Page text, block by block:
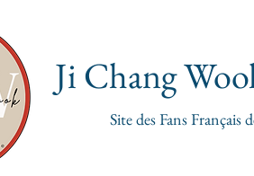
Ji Chang
Site desFans Français